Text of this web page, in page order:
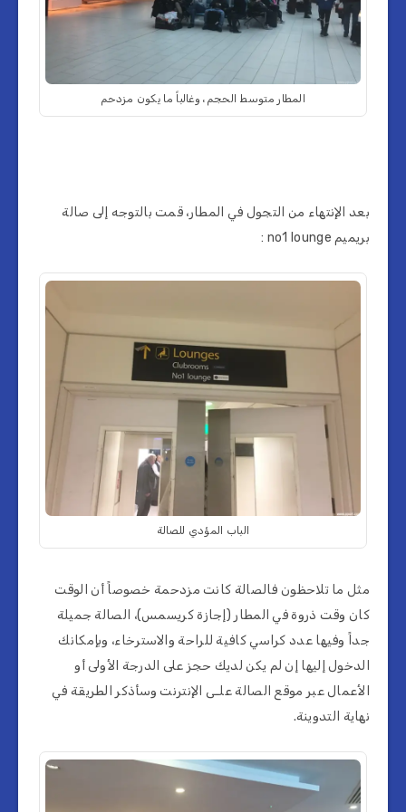
المطار متوسط الحجم، وغالباً ما يكون مزدحم
بعد الإنتهاء من التجول في المطار، قمت بالتوجه إلى صالة
بريميم no1 lounge :
الباب المؤدي للصالة
مثل ما تلاحظون فالصالة كانت مزدحمة خصوصاً أن الوقت
كان وقت ذروة في المطار (إجازة كريسمس)، الصالة جميلة
جداً وفيها عدد كراسي كافية للراحة والاسترخاء، وبإمكانك
الدخول إليها إن لم يكن لديك حجز على الدرجة الأولى أو
الأعمال عبر موقع الصالة علـى الإنترنت وسأذكر الطريقة في
نهاية التدوينة.